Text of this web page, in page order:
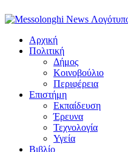
Αρχική
Πολιτική
Δήμος
Κοινοβούλιο
Περιφέρεια
Επιστήμη
Εκπαίδευση
Έρευνα
Τεχνολογία
Υγεία
Βιβλίο